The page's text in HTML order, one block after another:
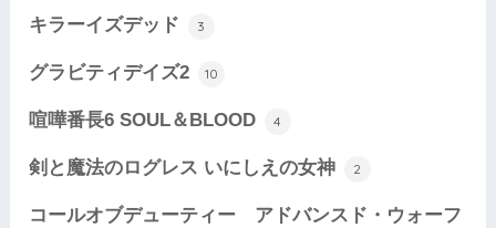
キラーイズデッド 3
グラビティデイズ2 10
喧嘩番長6 SOUL＆BLOOD 4
剣と魔法のログレス いにしえの女神 2
コールオブデューティー アドバンスド・ウォーフ